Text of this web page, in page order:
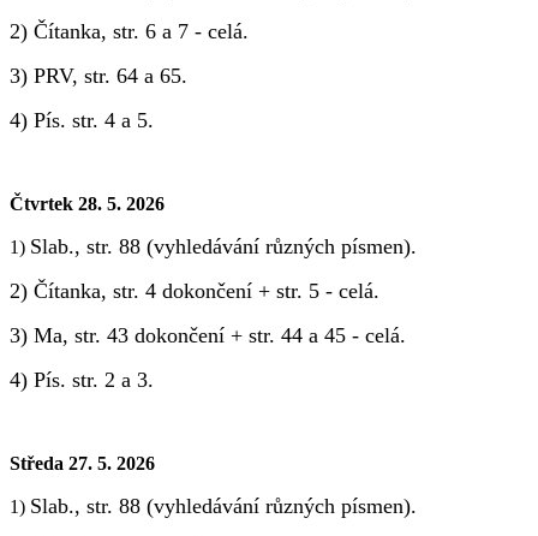
2) Čítanka, str. 6 a 7 - celá.
3) PRV, str. 64 a 65.
4) Pís. str. 4 a 5.
Čtvrtek 28. 5. 2026
1) Slab., str. 88 (vyhledávání různých písmen).
2) Čítanka, str. 4 dokončení + str. 5 - celá.
3) Ma, str. 43 dokončení + str. 44 a 45 - celá.
4) Pís. str. 2 a 3.
Středa 27. 5. 2026
1) Slab., str. 88 (vyhledávání různých písmen).